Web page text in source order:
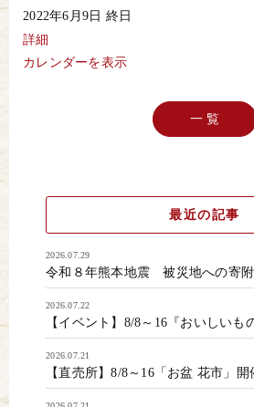
【直
売
所】
く
2022年6月9日 終日
詳細
カレンダーを表示
一 覧
最近の記事
2026.07.29
令和８年熊本地震 被災地への寄
2026.07.22
【イベント】8/8～16『おいしいも
2026.07.21
【直売所】8/8～16「お盆 花市」開